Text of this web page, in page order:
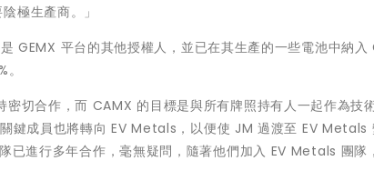
極生產商。」
平台的其他授權人，並已在其生產的一些電池中納入
。
切合作，而 CAMX 的目標是與所有牌照持有人一起作為技
鍵成員也將轉向 EV Metals，以便使 JM 過渡至 EV Metals
已進行多年合作，毫無疑問，隨著他們加入 EV Metals 團隊